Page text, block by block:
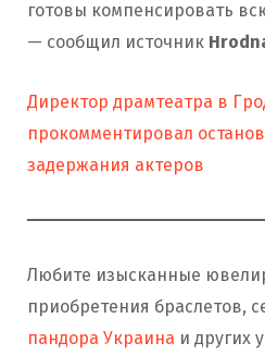
готовы компенсировать
— сообщил источник
Директор драмтеатра в
прокомментировал
задержания актеров
Любите изысканные
приобретения браслетов,
пандора Украина и других